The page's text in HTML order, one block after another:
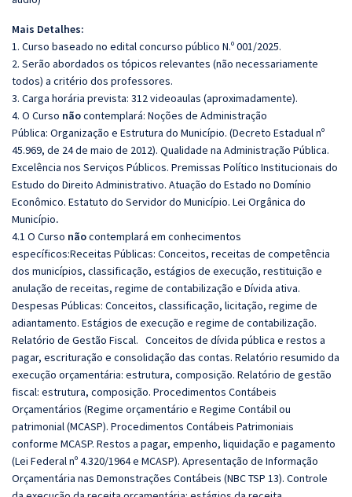
Mais Detalhes:
1. Curso baseado no edital concurso público N.º 001/2025.
2. Serão abordados os tópicos relevantes (não necessariamente
todos) a critério dos professores.
3. Carga horária prevista: 312 videoaulas (aproximadamente).
4. O Curso nãocontemplará: Noções de Administração
Pública: Organização e Estrutura do Município. (Decreto Estadual nº
45.969, de 24 de maio de 2012). Qualidade na Administração Pública.
Excelência nos Serviços Públicos. Premissas Político Institucionais do
Estudo do Direito Administrativo. Atuação do Estado no Domínio
Econômico. Estatuto do Servidor do Município. Lei Orgânica do
Município.
4.1 O Curso nãocontemplará em conhecimentos
específicos:Receitas Públicas: Conceitos, receitas de competência
dos municípios, classificação, estágios de execução, restituição e
anulação de receitas, regime de contabilização e Dívida ativa.
Despesas Públicas: Conceitos, classificação, licitação, regime de
adiantamento. Estágios de execução e regime de contabilização.
Relatório de Gestão Fiscal. Conceitos de dívida pública e restos a
pagar, escrituração e consolidação das contas. Relatório resumido da
execução orçamentária: estrutura, composição. Relatório de gestão
fiscal: estrutura, composição. Procedimentos Contábeis
Orçamentários (Regime orçamentário e Regime Contábil ou
patrimonial (MCASP). Procedimentos Contábeis Patrimoniais
conforme MCASP. Restos a pagar, empenho, liquidação e pagamento
(Lei Federal nº 4.320/1964 e MCASP). Apresentação de Informação
Orçamentária nas Demonstrações Contábeis (NBC TSP 13). Controle